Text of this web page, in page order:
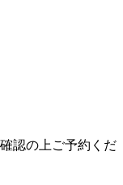
認の上ご予約くだ